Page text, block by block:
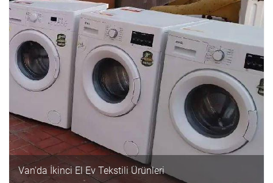
Van'da İkinci El Ev Tekstili Ürünleri